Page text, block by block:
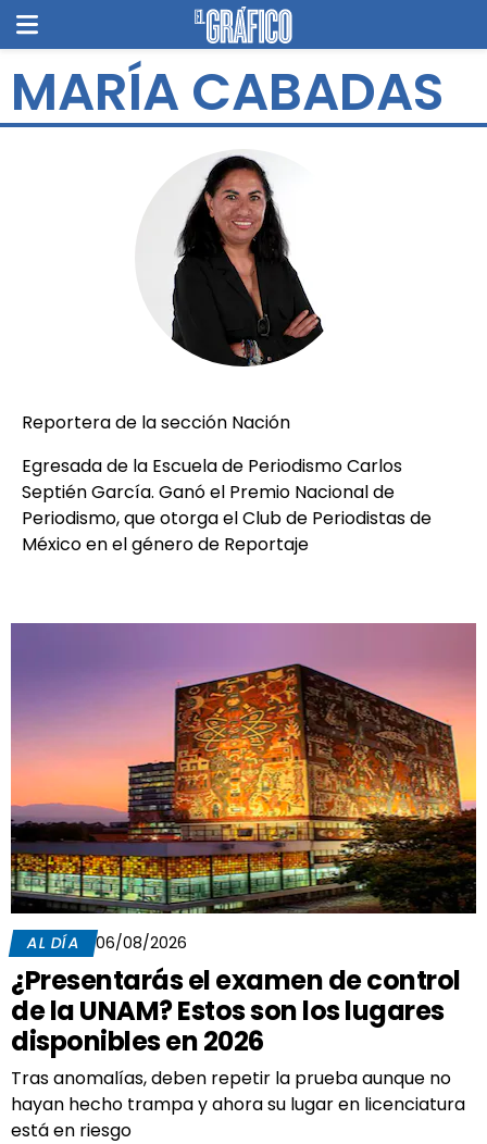
MARÍA CABADAS
Reportera de la sección Nación
Egresada de la Escuela de Periodismo Carlos
Septién García. Ganó el Premio Nacional de
Periodismo, que otorga el Club de Periodistas de
México en el género de Reportaje
AL DÍA 06/08/2026
¿Presentarás el examen de control
de la UNAM? Estos son los lugares
disponibles en 2026
Tras anomalías, deben repetir la prueba aunque no
hayan hecho trampa y ahora su lugar en licenciatura
está en riesgo